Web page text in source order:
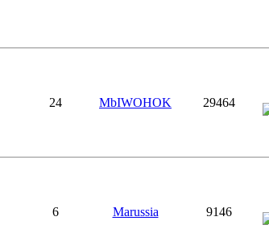
24 MbIWOHOK 29464
6 Marussia 9146